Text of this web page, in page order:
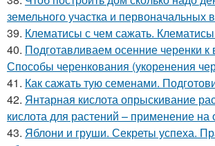
земельного участка и первоначальных
39. Клематисы с чем сажать.
40. Подготавливаем осенние черенки к
Способы черенкования (укоренения
41. Как сажать тую семенами.
42. Янтарная кислота опрыскивание
кислота для растений – применение на
43. Яблони и груши. Секреты успеха.